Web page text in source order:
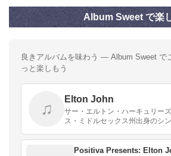
Album Sweet で楽
良きアルバムを味わう — Album Sweet で
っと楽しもう
♫
Elton John
サー・エルトン・ハーキュリー
ス・ミドルセックス州出身のシ
ド・ケネス・ドワイト。アメリ
ライターの…
Positiva Presents: Elton